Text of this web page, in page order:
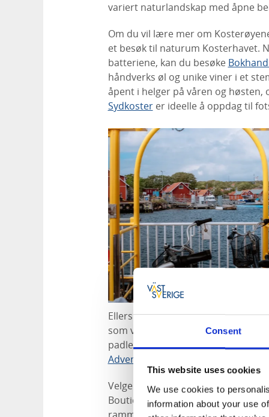
Consent
This website uses cookies
We use cookies to
information about your use
variert naturlandskap med åpne
Om du vil lære mer om
et besøk til naturum Kosterhavet.
batteriene, kan du besøke
håndverks øl og unike viner i et
åpent i helger på våren og høsten,
Sydkosterer ideelle å oppdag til
Ellers er detsykkelsom gjelder på
som vil komme enda nærmere
padle kajakk mellom øyene.
Adventures.
Velger du å overnatte på Koster, er
Boutique Hotel hvor både